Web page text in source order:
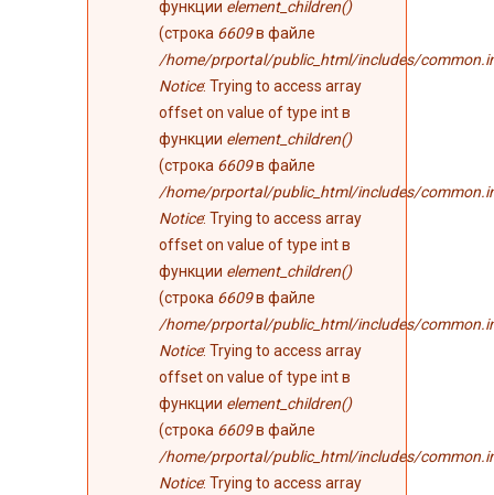
функции element_children()
(строка 6609в файле
/home/prportal/public_html/includes/
Notice: Trying to access array
offset on value of type int в
функции element_children()
(строка 6609в файле
/home/prportal/public_html/includes/
Notice: Trying to access array
offset on value of type int в
функции element_children()
(строка 6609в файле
/home/prportal/public_html/includes/
Notice: Trying to access array
offset on value of type int в
функции element_children()
(строка 6609в файле
/home/prportal/public_html/includes/
Notice: Trying to access array